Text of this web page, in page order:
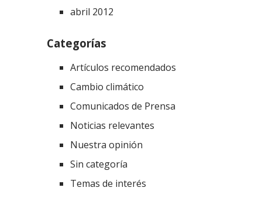
abril 2012
Categorías
Artículos recomendados
Cambio climático
Comunicados de Prensa
Noticias relevantes
Nuestra opinión
Sin categoría
Temas de interés